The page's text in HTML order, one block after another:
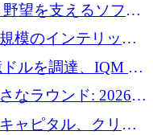
望を支えるソフト
模のインテリック
ソフトウェアファ
ドルを調達、IQM が
州量子企業とな
アップ資金調達
なラウンド: 2026
ップ資金調達
ャピタル、クリメ